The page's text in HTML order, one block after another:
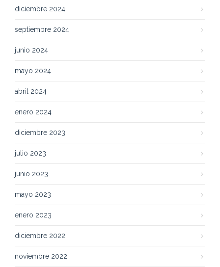
diciembre 2024
septiembre 2024
junio 2024
mayo 2024
abril 2024
enero 2024
diciembre 2023
julio 2023
junio 2023
mayo 2023
enero 2023
diciembre 2022
noviembre 2022